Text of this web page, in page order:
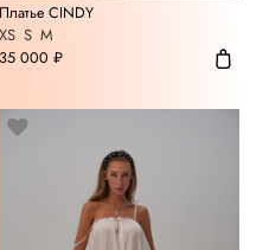
Платье CINDY
XS S M
35 000 ₽